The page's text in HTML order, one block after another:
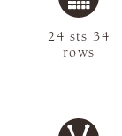
24 sts 34
rows